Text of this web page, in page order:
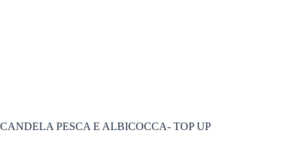
CANDELA PESCA E ALBICOCCA- TOP UP